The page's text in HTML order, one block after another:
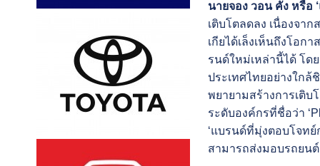
นายจอง วอน คัง หรือ
เติบโตลดลง เนื่องจา
เกียได้เล็งเห็นถึงโอ
รนด์ใหม่เหล่านี้ได้ โด
ประเทศไทยอย่างใกล้
พยายามสร้างการเติบ
ระดับองค์กรที่ชื่อว่า
‘แบรนด์ที่มุ่งตอบโจท
สามารถส่งมอบรถยน